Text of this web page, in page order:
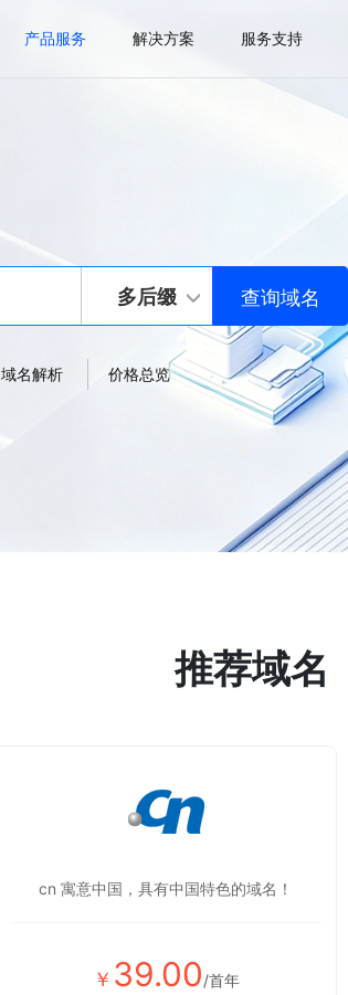
产品服务 解决方案 服务支持
多后缀
域名解析 价格总览
推荐域名
cn 寓意中国，具有中国特色的域名！
￥ 39.00/首年